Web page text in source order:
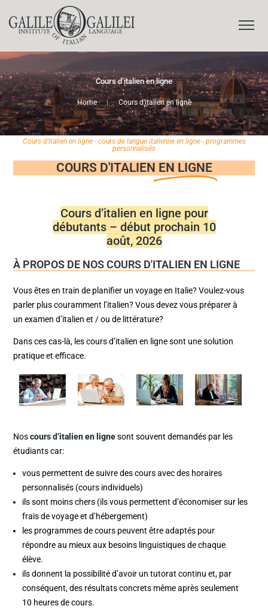
Cours d’italien en ligne
Home Cours d’italien en ligne
Cours d'italien en ligne - cours de langue italienne en ligne - programmes
personnalisés
COURS D'ITALIEN EN LIGNE
Cours d’italien en ligne pour
débutants – début prochain 10
août, 2026
À PROPOS DE NOS COURS D'ITALIEN EN LIGNE
Vous êtes en train de planifier un voyage en Italie? Voulez-vous
parler plus couramment l’italien? Vous devez vous préparer à
un examen d’italien et / ou de littérature?
Dans ces cas-là, les cours d’italien en ligne sont une solution
pratique et efficace.
Noscours d’italien en lignesont souvent demandés par les
étudiants car:
vous permettent de suivre des cours avec des horaires
personnalisés (cours individuels)
ils sont moins chers (ils vous permettent d’économiser sur les
frais de voyage et d’hébergement)
les programmes de cours peuvent être adaptés pour
répondre au mieux aux besoins linguistiques de chaque
élève.
ils donnent la possibilité d’avoir un tutorat continu et, par
conséquent, des résultats concrets même après seulement
10 heures de cours.